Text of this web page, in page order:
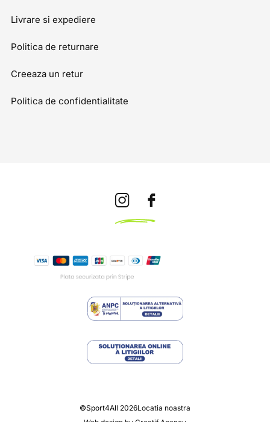
Livrare si expediere
Politica de returnare
Creeaza un retur
Politica de confidentialitate
©Sport4All 2026Locatia noastra